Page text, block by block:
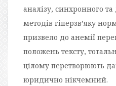
аналізу, синхронного
методів гіперзв’яку
призвело до анемії
положень тексту,
цілому перетворюють
юридично нікчемний.